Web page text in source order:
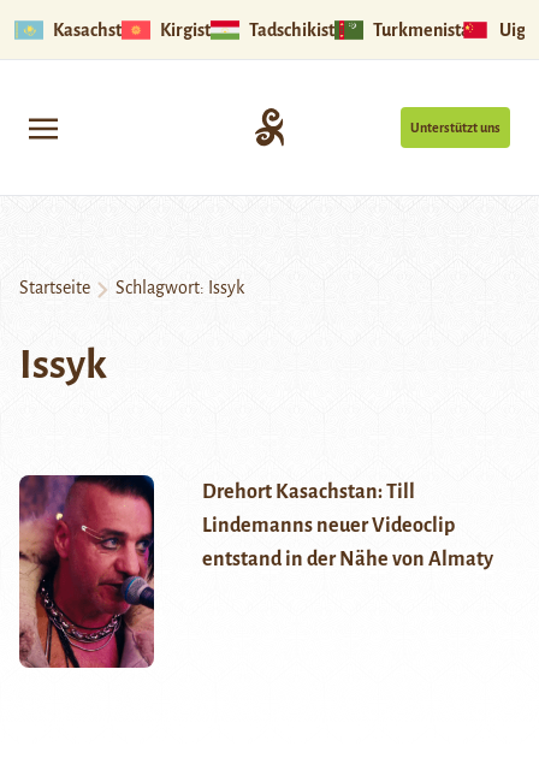
Kasachstan Kirgistan Tadschikistan Turkmenistan
Unterstützt uns
Startseite Schlagwort: Issyk
Issyk
Drehort Kasachstan: Till
Lindemanns neuer Videoclip
entstand in der Nähe von Almaty